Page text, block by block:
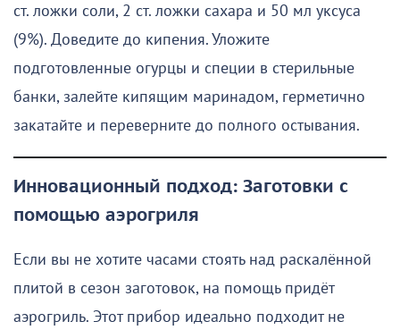
ст. ложки соли, 2 ст. ложки сахара и 50 мл уксуса
(9%). Доведите до кипения. Уложите
подготовленные огурцы и специи в стерильные
банки, залейте кипящим маринадом, герметично
закатайте и переверните до полного остывания.
Инновационный подход: Заготовки с
помощью аэрогриля
Если вы не хотите часами стоять над раскалённой
плитой в сезон заготовок, на помощь придёт
аэрогриль. Этот прибор идеально подходит не